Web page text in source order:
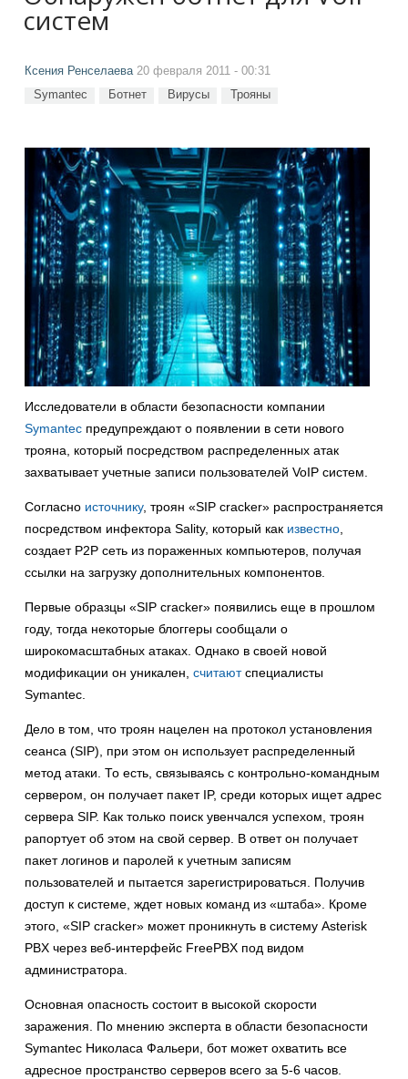
систем
Ксения Ренселаева20 февраля 2011 - 00:31
Symantec Ботнет Вирусы Трояны
Исследователи в области безопасности компании
Symantec предупреждают о появлении в сети нового
трояна, который посредством распределенных атак
захватывает учетные записи пользователей VoIP систем.
Согласно источнику, троян «SIP cracker» распространяется
посредством инфектора Sality, который как известно,
создает Р2Р сеть из пораженных компьютеров, получая
ссылки на загрузку дополнительных компонентов.
Первые образцы «SIP cracker» появились еще в прошлом
году, тогда некоторые блоггеры сообщали о
широкомасштабных атаках. Однако в своей новой
модификации он уникален, считаютспециалисты
Symantec.
Дело в том, что троян нацелен на протокол установления
сеанса (SIP), при этом он использует распределенный
метод атаки. То есть, связываясь с контрольно-командным
сервером, он получает пакет IP, среди которых ищет адрес
сервера SIP. Как только поиск увенчался успехом, троян
рапортует об этом на свой сервер. В ответ он получает
пакет логинов и паролей к учетным записям
пользователей и пытается зарегистрироваться. Получив
доступ к системе, ждет новых команд из «штаба». Кроме
этого, «SIP cracker» может проникнуть в систему Asterisk
PBX через веб-интерфейс FreePBX под видом
администратора.
Основная опасность состоит в высокой скорости
заражения. По мнению эксперта в области безопасности
Symantec Николаса Фальери, бот может охватить все
адресное пространство серверов всего за 5-6 часов.